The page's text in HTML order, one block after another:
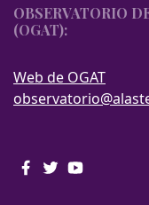
OBSERVATORIO
(OGAT):
Web de OGAT